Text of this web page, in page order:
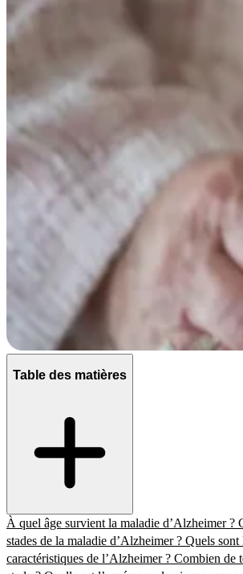
Table des matières
À quel âge survient la maladie d’Alzheimer ?
stades de la maladie d’Alzheimer ? Quels sont
caractéristiques de l’Alzheimer ? Combien de